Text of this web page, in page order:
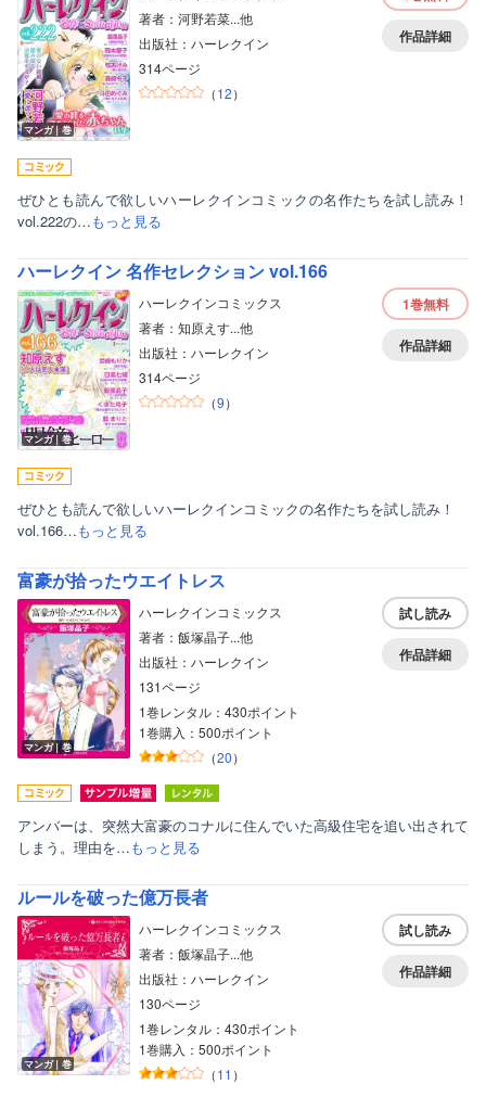
マンガ｜巻
著者：河野若菜...他
出版社：ハーレクイン
314ページ
（12）
作品詳細
ぜひとも読んで欲しいハーレクインコミックの名作たちを試し読み！
vol.222の…もっと見る
ハーレクイン 名作セレクション vol.166
マンガ｜巻
ハーレクインコミックス
著者：知原えす...他
出版社：ハーレクイン
314ページ
（9）
1巻無料
作品詳細
ぜひとも読んで欲しいハーレクインコミックの名作たちを試し読み！
vol.166…もっと見る
富豪が拾ったウエイトレス
マンガ｜巻
ハーレクインコミックス
著者：飯塚晶子...他
出版社：ハーレクイン
131ページ
1巻レンタル：430ポイント
1巻購入：500ポイント
（20）
試し読み
作品詳細
アンバーは、突然大富豪のコナルに住んでいた高級住宅を追い出されて
しまう。理由を…もっと見る
ルールを破った億万長者
マンガ｜巻
ハーレクインコミックス
著者：飯塚晶子...他
出版社：ハーレクイン
130ページ
1巻レンタル：430ポイント
1巻購入：500ポイント
（11 ）
試し読み
作品詳細
ボーイズラブ